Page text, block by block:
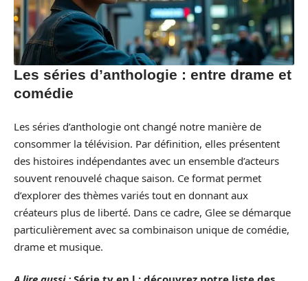
Les séries d’anthologie : entre drame et
comédie
Les séries d’anthologie ont changé notre manière de
consommer la télévision. Par définition, elles présentent
des histoires indépendantes avec un ensemble d’acteurs
souvent renouvelé chaque saison. Ce format permet
d’explorer des thèmes variés tout en donnant aux
créateurs plus de liberté. Dans ce cadre, Glee se démarque
particulièrement avec sa combinaison unique de comédie,
drame et musique.